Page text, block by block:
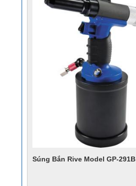
Súng Bắn Rive Model GP-291B